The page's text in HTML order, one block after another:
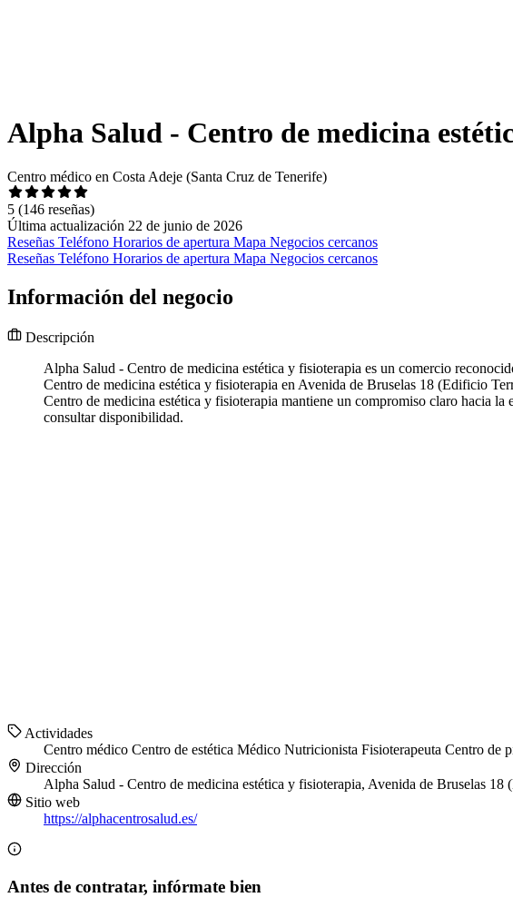
Alpha Salud - Centro de medicina
Centro médico en Costa Adeje (Santa Cruz de Tenerife)
5 (146 reseñas)
Última actualización 22 de junio de 2026
Reseñas Teléfono Horarios de apertura Mapa Negocios cercanos
Reseñas Teléfono Horarios de apertura Mapa Negocios cercanos
Información del negocio
Descripción
Alpha Salud - Centro de medicina estética y fisioterapia es un comercio
Centro de medicina estética y fisioterapia en Avenida de Bruselas 18 (Edificio
Centro de medicina estética y fisioterapia mantiene un compromiso claro hacia
consultar disponibilidad.
Actividades
Centro médico Centro de estética Médico Nutricionista Fisioterapeuta Centro de
Dirección
Alpha Salud - Centro de medicina estética y fisioterapia, Avenida de Bruselas
Sitio web
https://alphacentrosalud.es/
Antes de contratar, infórmate bien